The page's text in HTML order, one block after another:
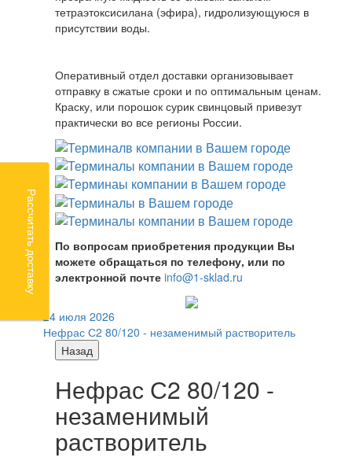
тетраэтоксисилана (эфира), гидролизующуюся в
присутствии воды.
Оперативный отдел доставки организовывает
отправку в сжатые сроки и по оптимальным ценам.
Краску, или порошок сурик свинцовый привезут
практически во все регионы России.
По вопросам приобретения продукции Вы
можете обращаться по телефону, или по
электронной почте info@1-sklad.ru
24 июля 2026
Нефрас С2 80/120 - незаменимый растворитель
Назад
Нефрас С2 80/120 -
незаменимый
растворитель
Рассчитать доставку